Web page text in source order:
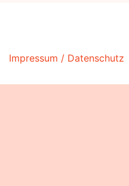
Impressum / Datenschutz